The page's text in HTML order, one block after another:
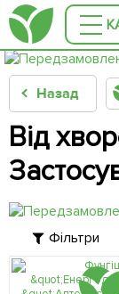
Назад
Від
Фільтри